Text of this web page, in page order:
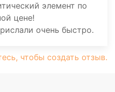
элемент по
цене!
очень быстро.
чтобы создать отзыв.